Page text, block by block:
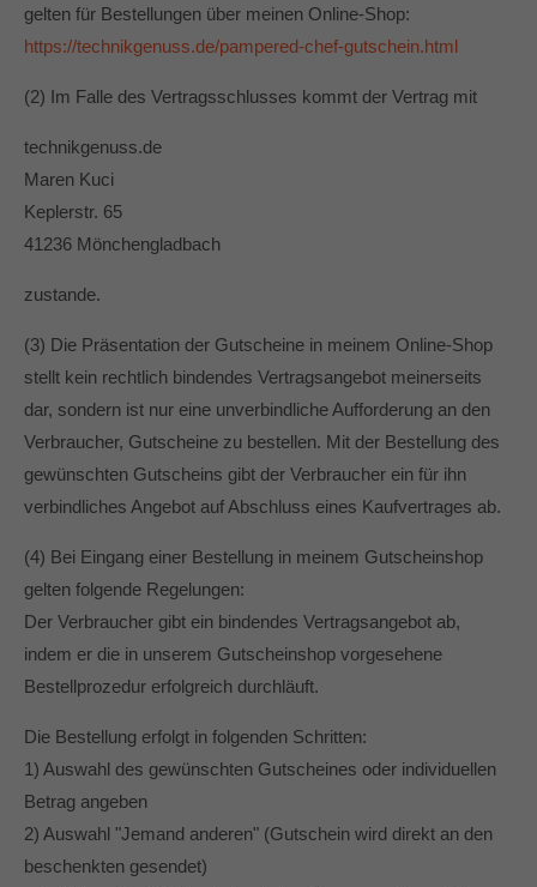
gelten für Bestellungen über meinen Online-Shop:
https://technikgenuss.de/pampered-chef-gutschein.html
(2) Im Falle des Vertragsschlusses kommt der Vertrag mit
technikgenuss.de
Maren Kuci
Keplerstr. 65
41236 Mönchengladbach
zustande.
(3) Die Präsentation der Gutscheine in meinem Online-Shop
stellt kein rechtlich bindendes Vertragsangebot meinerseits
dar, sondern ist nur eine unverbindliche Aufforderung an den
Verbraucher, Gutscheine zu bestellen. Mit der Bestellung des
gewünschten Gutscheins gibt der Verbraucher ein für ihn
verbindliches Angebot auf Abschluss eines Kaufvertrages ab.
(4) Bei Eingang einer Bestellung in meinem Gutscheinshop
gelten folgende Regelungen:
Der Verbraucher gibt ein bindendes Vertragsangebot ab,
indem er die in unserem Gutscheinshop vorgesehene
Bestellprozedur erfolgreich durchläuft.
Die Bestellung erfolgt in folgenden Schritten:
1) Auswahl des gewünschten Gutscheines oder individuellen
Betrag angeben
2) Auswahl "Jemand anderen" (Gutschein wird direkt an den
beschenkten gesendet)